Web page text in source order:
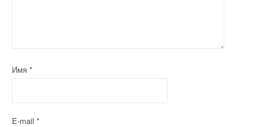
Имя *
E-mail *